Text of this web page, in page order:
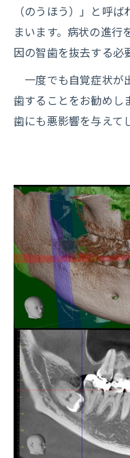
（のうほう）」と呼
まいます。病状の進行
因の智歯を抜去する必
一度でも自覚症状が
歯することをお勧めし
歯にも悪影響を与えて